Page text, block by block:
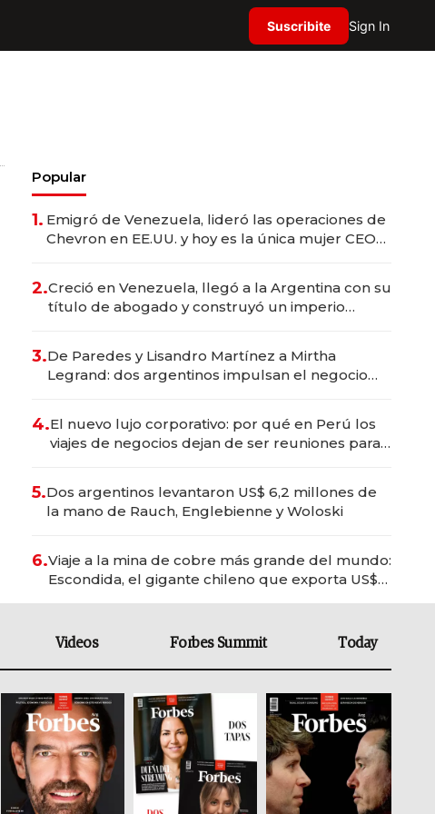
Suscribite Sign In
Popular
1. Emigró de Venezuela, lideró las operaciones de
Chevron en EE.UU. y hoy es la única mujer CEO
2.Creció en Venezuela, llegó a la Argentina con su
título de abogado y construyó un imperio
3.De Paredes y Lisandro Martínez a Mirtha
Legrand: dos argentinos impulsan el negocio
4.El nuevo lujo corporativo: por qué en Perú los
viajes de negocios dejan de ser reuniones para
5.Dos argentinos levantaron US$ 6,2 millones de
la mano de Rauch, Englebienne y Woloski
6.Viaje a la mina de cobre más grande del mundo:
Escondida, el gigante chileno que exporta US$
Videos Forbes Summit Today